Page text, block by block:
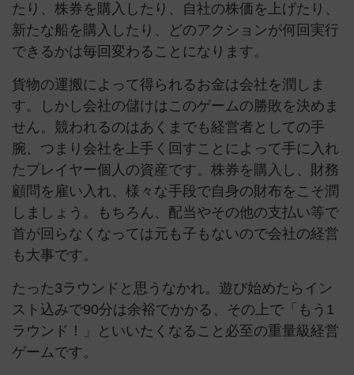
たり、株券を購入したり、自社の株価を上げたり、
新たな船を購入したり、どのアクションが何回実行
できるかは毎回変わることになります。
貨物の運搬によって得られるお金は会社を潤しま
す。しかし会社の儲けはこのゲームの勝敗を決めま
せん。競われるのはあくまでも経営者としての手
腕、つまり会社を上手く回すことによって手に入れ
たプレイヤー個人の資産です。株券を購入し、財務
顧問を雇い入れ、様々な手段で自身の財布をこそ潤
しましょう。もちろん、配当やその他の支払い等で
首が回らなくなっては元も子もないので会社の経営
も大事です。
たった3ラウンドと思うなかれ。遊び始めたらイン
スト込みで90分は余裕でかかる、その上で「もう1
ラウンド！」といいたくなること必至の重量級経営
ゲームです。